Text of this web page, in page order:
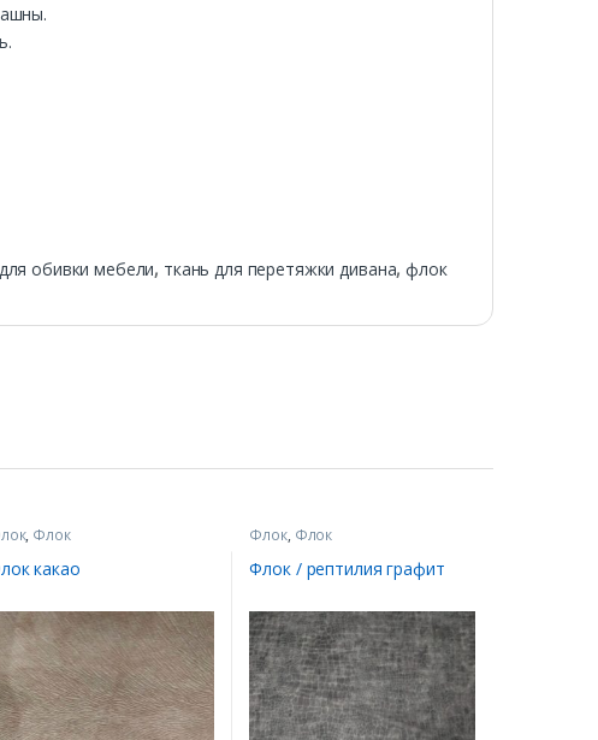
обивки мебели, ткань для перетяжки дивана,флок
, Флок
какао
Флок, Флок
Флок / рептилия графит